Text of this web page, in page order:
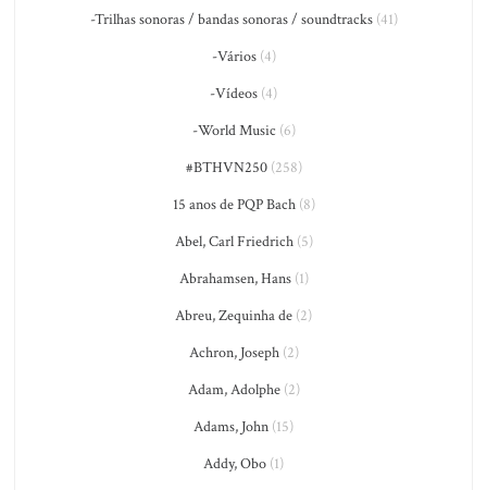
-Trilhas sonoras / bandas sonoras / soundtracks(41)
-Vários(4)
-Vídeos (4)
-World Music (6)
#BTHVN250(258)
15 anos de PQP Bach(8)
Abel, Carl Friedrich(5)
Abrahamsen, Hans(1)
Abreu, Zequinha de (2)
Achron, Joseph(2)
Adam, Adolphe(2)
Adams, John (15)
Addy, Obo (1)